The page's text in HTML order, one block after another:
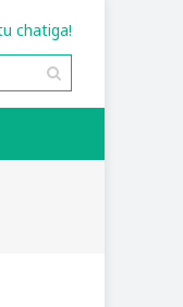
chatiga!